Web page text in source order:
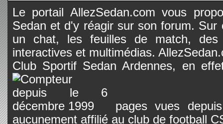
Le portail AllezSedan.com vous
Sedan et d'y réagir sur son forum.
un chat, les feuilles de match, des
interactives et multimédias.
Club Sportif Sedan Ardennes, en
pages vues
aucunement affilié au club de football